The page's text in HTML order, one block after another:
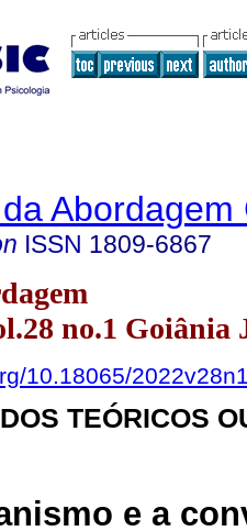
Abordagem
ISSN 1809-6867
no.1 Goiânia
10.18065/
TEÓRICOS
e a